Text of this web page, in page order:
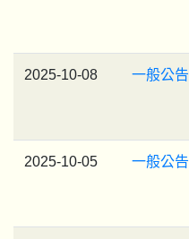
2025-10-08 一般公告
2025-10-05 一般公告